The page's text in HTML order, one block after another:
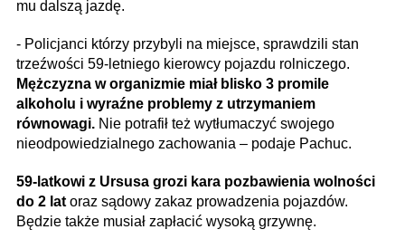
mu dalszą jazdę.
- Policjanci którzy przybyli na miejsce, sprawdzili stan
trzeźwości 59-letniego kierowcy pojazdu rolniczego.
Mężczyzna w organizmie miał blisko 3 promile
alkoholu i wyraźne problemy z utrzymaniem
równowagi. Nie potrafił też wytłumaczyć swojego
nieodpowiedzialnego zachowania – podaje Pachuc.
59-latkowi z Ursusa grozi kara pozbawienia wolności
do 2 lat oraz sądowy zakaz prowadzenia pojazdów.
Będzie także musiał zapłacić wysoką grzywnę.